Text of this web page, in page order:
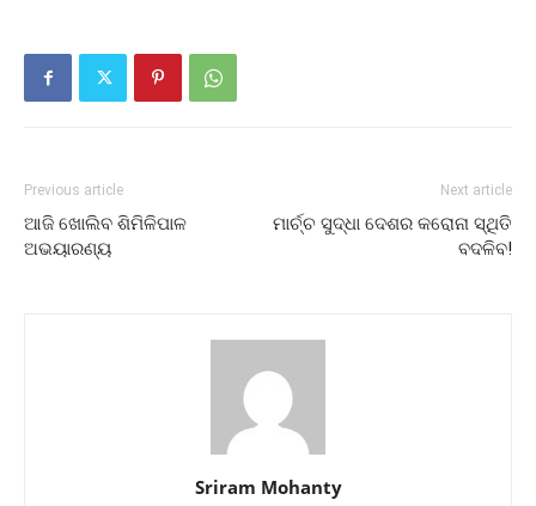
Previous article
ଆଜି ଖୋଲିବ ଶିମିଳିପାଳ
ଅଭୟାରଣ୍ୟ
Next article
ମାର୍ଚ୍ଚ ସୁଦ୍ଧା ଦେଶର କରୋନା ସ୍ଥିତି
ବଦଳିବ!
Sriram Mohanty